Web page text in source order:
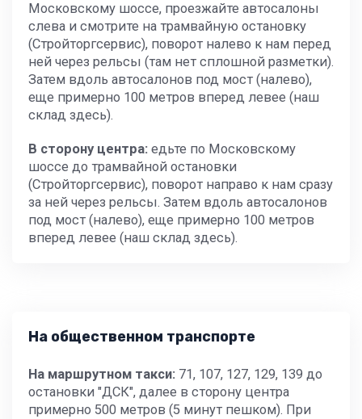
Московскому шоссе, проезжайте автосалоны
слева и смотрите на трамвайную остановку
(Стройторгсервис), поворот налево к нам перед
ней через рельсы (там нет сплошной разметки).
Затем вдоль автосалонов под мост (налево),
еще примерно 100 метров вперед левее (наш
склад здесь).
В сторону центра: едьте по Московскому
шоссе до трамвайной остановки
(Стройторгсервис), поворот направо к нам сразу
за ней через рельсы. Затем вдоль автосалонов
под мост (налево), еще примерно 100 метров
вперед левее (наш склад здесь).
На общественном транспорте
На маршрутном такси: 71, 107, 127, 129, 139 до
остановки "ДСК", далее в сторону центра
примерно 500 метров (5 минут пешком). При